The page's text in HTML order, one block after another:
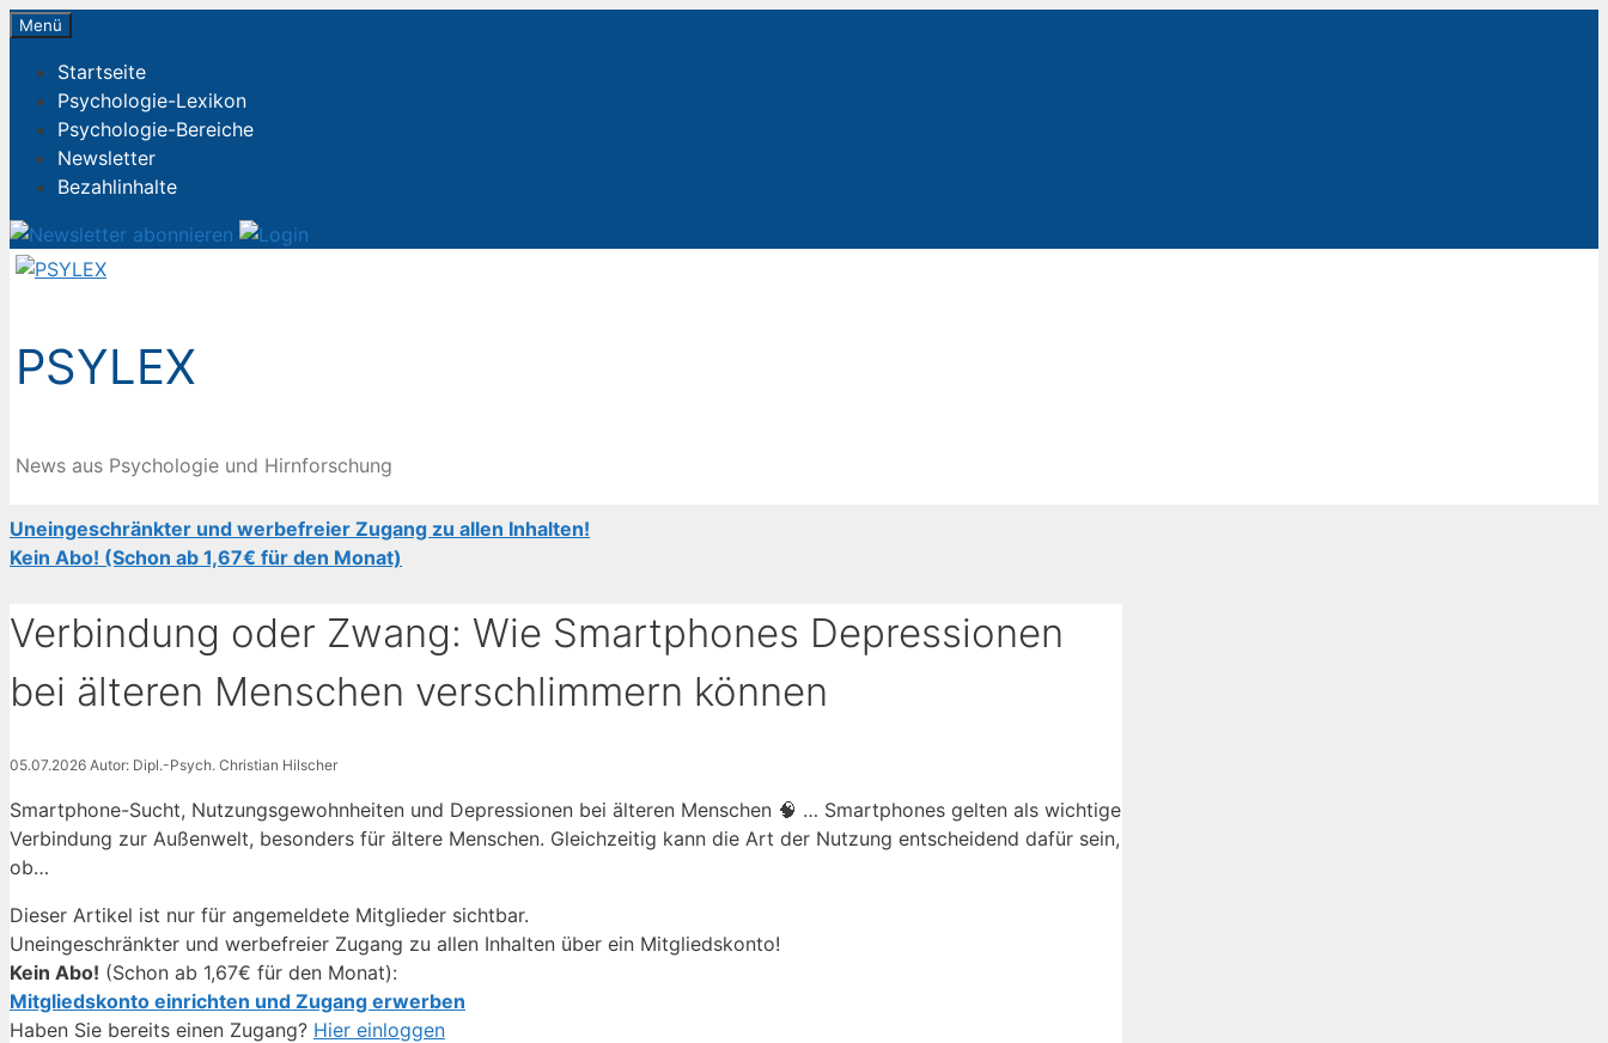
Zum
springen
Menü
Startseite
Psychologie-Lexikon
Psychologie-Bereiche
Newsletter
Bezahlinhalte
PSYLEX
News aus Psychologie und Hirnforschung
Uneingeschränkter und werbefreier Zugang zu allen Inhalten!
Kein Abo! (Schon ab 1,67€ für den Monat)
Verbindung oder Zwang: Wie Smartphones Depressionen
bei älteren Menschen verschlimmern können
05.07.2026 Autor: Dipl.-Psych. Christian Hilscher
Smartphone-Sucht, Nutzungsgewohnheiten und Depressionen bei älteren Menschen 🧠 … Smartphones gelten als wichtige
Verbindung zur Außenwelt, besonders für ältere Menschen. Gleichzeitig kann die Art der Nutzung entscheidend dafür sein,
ob…
Dieser Artikel ist nur für angemeldete Mitglieder sichtbar.
Uneingeschränkter und werbefreier Zugang zu allen Inhalten über ein Mitgliedskonto!
Kein Abo! (Schon ab 1,67€ für den Monat):
Mitgliedskonto einrichten und Zugang erwerben
Haben Sie bereits einen Zugang? Hier einloggen